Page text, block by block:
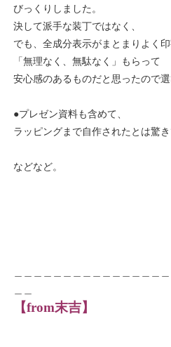
びっくりしました。
決して派手な装丁ではなく、
でも、全成分表示がまとまりよく印
「無理なく、無駄なく」もらって
安心感のあるものだと思ったので選
●プレゼン資料も含めて、
ラッピングまで自作されたとは驚き
などなど。
【from末吉】